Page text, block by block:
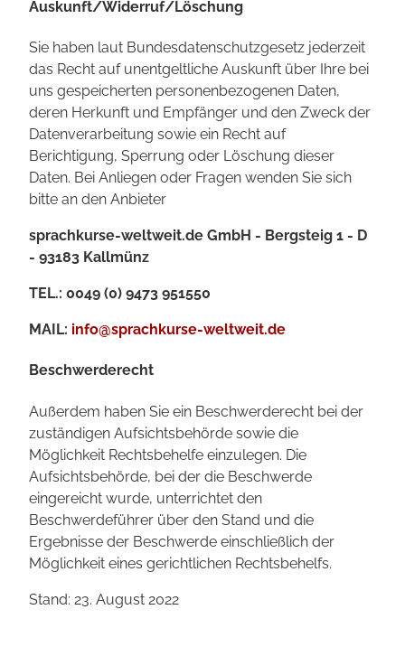
Auskunft/Widerruf/Löschung
Sie haben laut Bundesdatenschutzgesetz jederzeit
das Recht auf unentgeltliche Auskunft über Ihre bei
uns gespeicherten personenbezogenen Daten,
deren Herkunft und Empfänger und den Zweck der
Datenverarbeitung sowie ein Recht auf
Berichtigung, Sperrung oder Löschung dieser
Daten. Bei Anliegen oder Fragen wenden Sie sich
bitte an den Anbieter
sprachkurse-weltweit.de GmbH - Bergsteig 1 - D
- 93183 Kallmünz
TEL.: 0049 (0) 9473 951550
MAIL: info@sprachkurse-weltweit.de
Beschwerderecht
Außerdem haben Sie ein Beschwerderecht bei der
zuständigen Aufsichtsbehörde sowie die
Möglichkeit Rechtsbehelfe einzulegen. Die
Aufsichtsbehörde, bei der die Beschwerde
eingereicht wurde, unterrichtet den
Beschwerdeführer über den Stand und die
Ergebnisse der Beschwerde einschließlich der
Möglichkeit eines gerichtlichen Rechtsbehelfs.
Stand: 23. August 2022